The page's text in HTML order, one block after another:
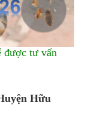
được tư vấn
Hữu